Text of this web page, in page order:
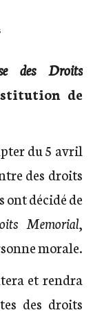
des Droits
de
du 5 avril
des droits
ont décidé de
Memorial,
morale.
et rendra
des droits